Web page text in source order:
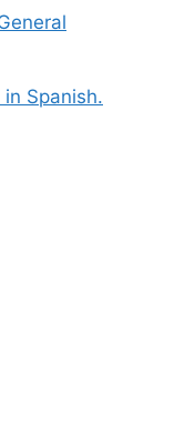
Spanish.